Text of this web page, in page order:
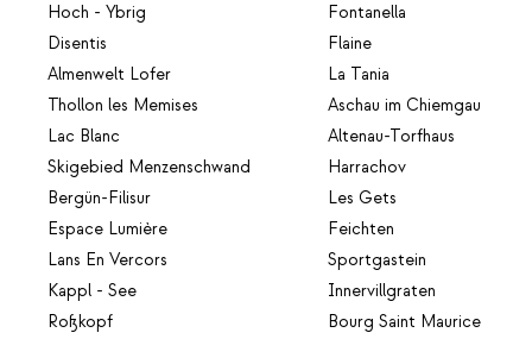
Hoch - Ybrig
Disentis
Almenwelt Lofer
Thollon les Memises
Lac Blanc
Skigebied Menzenschwand
Bergün-Filisur
Espace Lumière
Lans En Vercors
Kappl - See
Roßkopf
Fontanella
Flaine
La Tania
Aschau im Chiemgau
Altenau-Torfhaus
Harrachov
Les Gets
Feichten
Sportgastein
Innervillgraten
Bourg Saint Maurice